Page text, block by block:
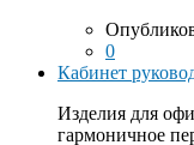
0
Кабинет
Изделия для
гармоничное